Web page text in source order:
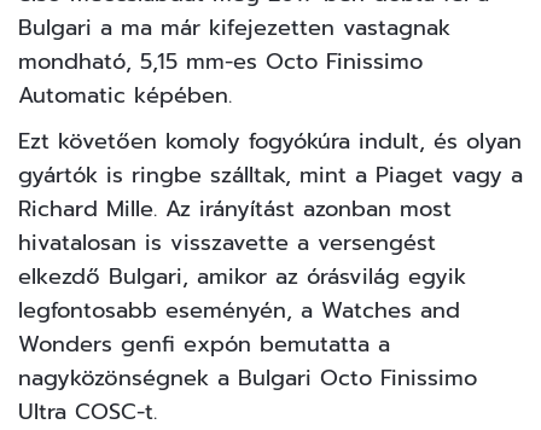
Bulgari a ma már kifejezetten vastagnak
mondható, 5,15 mm-es Octo Finissimo
Automatic képében.
Ezt követően komoly fogyókúra indult, és olyan
gyártók is ringbe szálltak, mint a Piaget vagy a
Richard Mille. Az irányítást azonban most
hivatalosan is visszavette a versengést
elkezdő Bulgari, amikor az órásvilág egyik
legfontosabb eseményén, a Watches and
Wonders genfi expón bemutatta a
nagyközönségnek a Bulgari Octo Finissimo
Ultra COSC-t.